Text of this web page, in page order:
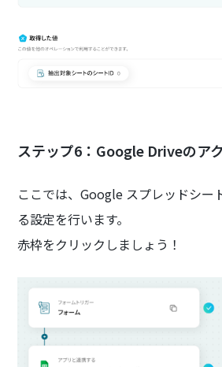
ステップ6：Google Driveのア
ここでは、Google スプレッドシー
る設定を行います。
赤枠をクリックしましょう！